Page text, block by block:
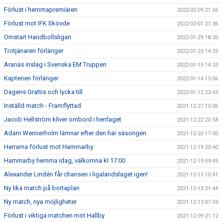
Förlust i hemmapremiären 2022-02-09 21:56
Förlust mot IFK Skövde 2022-02-01 21:36
Omstart Handbollsligan 2022-01-29 18:20
Trotjänaren förlänger 2022-01-23 14:55
Aranäs inslag i Svenska EM Truppen 2022-01-19 14:33
Kaptenen förlänger 2022-01-14 15:06
Dagens Grattis och lycka till 2022-01-12 23:43
Inställd match - Framflyttad 2021-12-27 15:06
Jacob Hellström kliver ombord i herrlaget 2021-12-22 20:58
Adam Wennerholm lämnar efter den här säsongen 2021-12-20 17:00
Herrarna förlust mot Hammarby 2021-12-19 20:40
Hammarby hemma idag, välkomna kl 17:00 2021-12-19 09:45
Alexander Lindén får chansen i ligalandslaget igen! 2021-12-15 10:41
Ny lika match på bortaplan 2021-12-13 21:44
Ny match, nya möjligheter 2021-12-13 07:59
Förlust i viktiga matchen mot Hallby 2021-12-09 21:12